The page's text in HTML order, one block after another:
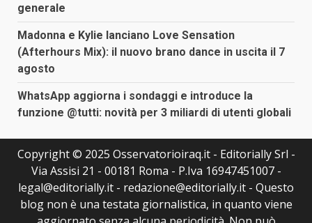
generale
Madonna e Kylie lanciano Love Sensation
(Afterhours Mix): il nuovo brano dance in uscita il 7
agosto
WhatsApp aggiorna i sondaggi e introduce la
funzione @tutti: novità per 3 miliardi di utenti globali
Copyright © 2025 Osservatorioiraq.it - Editorially Srl -
Via Assisi 21 - 00181 Roma - P.Iva 16947451007 -
legal@editorially.it - redazione@editorially.it - Questo
blog non è una testata giornalistica, in quanto viene